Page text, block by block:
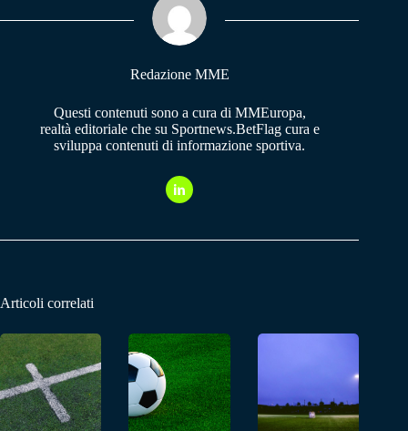
pp m
Redazione MME
Questi contenuti sono a cura di MMEuropa,
realtà editoriale che su Sportnews.BetFlag cura e
sviluppa contenuti di informazione sportiva.
Articoli correlati